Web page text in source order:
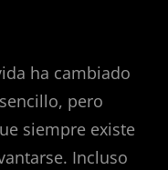
ha cambiado
pero
siempre existe
Incluso